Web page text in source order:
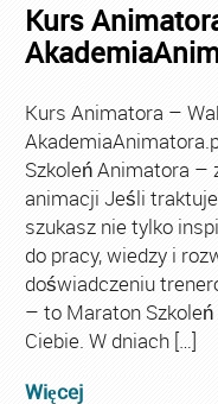
Kurs
Kurs Animatora –
Szkoleń Animatora –
animacji Jeśli
szukasz nie tylko
do pracy, wiedzy i
doświadczeniu
– to Maraton
Ciebie. W dniach […]
Więcej